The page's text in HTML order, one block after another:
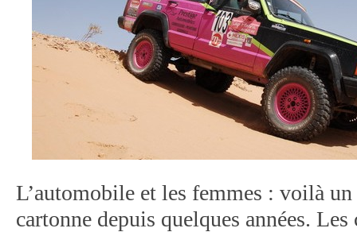
L’automobile et les femmes : voilà
cartonne depuis quelques années. Les